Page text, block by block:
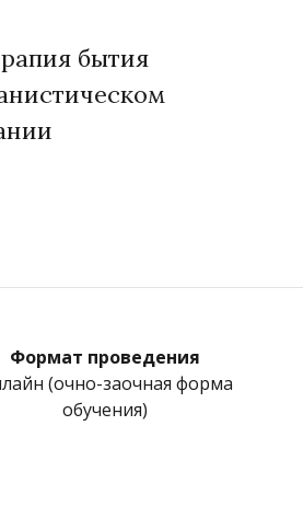
бытия
Формат проведения
(очно-заочная форма
обучения)